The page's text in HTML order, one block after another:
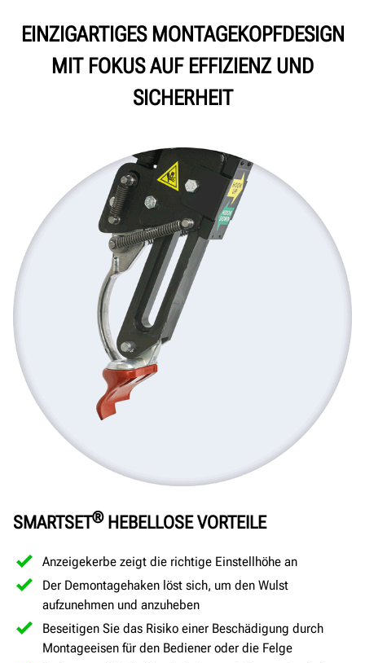
EINZIGARTIGES MONTAGEKOPFDESIGN
MIT FOKUS AUF EFFIZIENZ UND
SICHERHEIT
SMARTSET®HEBELLOSE VORTEILE
Anzeigekerbe zeigt die richtige Einstellhöhe an
Der Demontagehaken löst sich, um den Wulst
aufzunehmen und anzuheben
Beseitigen Sie das Risiko einer Beschädigung durch
Montageeisen für den Bediener oder die Felge